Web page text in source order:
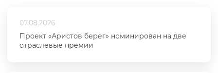
07.08.2026
Проект «Аристов берег» номинирован на две
отраслевые премии